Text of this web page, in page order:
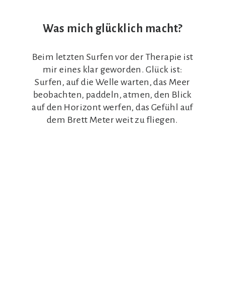
Was mich glücklich macht?
Beim letzten Surfen vor der Therapie ist
mir eines klar geworden. Glück ist:
Surfen, auf die Welle warten, das Meer
beobachten, paddeln, atmen, den Blick
auf den Horizont werfen, das Gefühl auf
dem Brett Meter weit zu fliegen.